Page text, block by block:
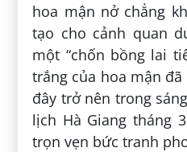
hoa mận nở chẳng
tạo cho cảnh quan
một “chốn bồng lai
trắng của hoa mận
đây trở nên trong
lịch Hà Giang tháng
trọn vẹn bức tranh